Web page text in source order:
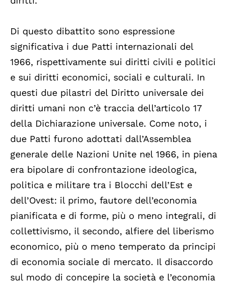
Di questo dibattito sono espressione
significativa i due Patti internazionali del
1966, rispettivamente sui diritti civili e politici
e sui diritti economici, sociali e culturali. In
questi due pilastri del Diritto universale dei
diritti umani non c’è traccia dell’articolo 17
della Dichiarazione universale. Come noto, i
due Patti furono adottati dall’Assemblea
generale delle Nazioni Unite nel 1966, in piena
era bipolare di confrontazione ideologica,
politica e militare tra i Blocchi dell’Est e
dell’Ovest: il primo, fautore dell’economia
pianificata e di forme, più o meno integrali, di
collettivismo, il secondo, alfiere del liberismo
economico, più o meno temperato da principi
di economia sociale di mercato. Il disaccordo
sul modo di concepire la società e l’economia